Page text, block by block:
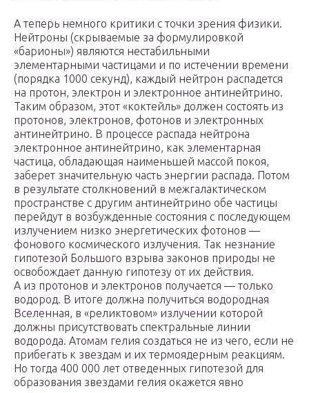
А теперь немного критики с точки зрения физики.
Нейтроны (скрываемые за формулировкой
«барионы») являются нестабильными
элементарными частицами и по истечении времени
(порядка 1000 секунд), каждый нейтрон распадется
на протон, электрон и электронное антинейтрино.
Таким образом, этот «коктейль» должен состоять из
протонов, электронов, фотонов и электронных
антинейтрино. В процессе распада нейтрона
электронное антинейтрино, как элементарная
частица, обладающая наименьшей массой покоя,
заберет значительную часть энергии распада. Потом
в результате столкновений в межгалактическом
пространстве с другим антинейтрино обе частицы
перейдут в возбужденные состояния с последующем
излучением низко энергетических фотонов —
фонового космического излучения. Так незнание
гипотезой Большого взрыва законов природы не
освобождает данную гипотезу от их действия.
А из протонов и электронов получается — только
водород. В итоге должна получиться водородная
Вселенная, в «реликтовом» излучении которой
должны присутствовать спектральные линии
водорода. Атомам гелия создаться не из чего, если не
прибегать к звездам и их термоядерным реакциям.
Но тогда 400 000 лет отведенных гипотезой для
образования звездами гелия окажется явно